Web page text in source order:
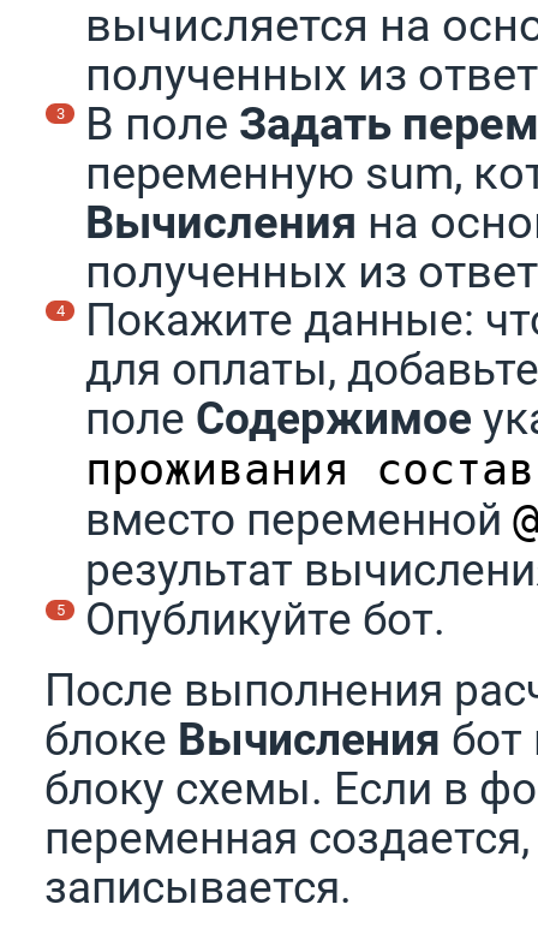
вычисляется на
полученных из
В поле Задать
переменную sum,
Вычисления на
полученных из
Покажите данные:
для оплаты,
поле Содержимое
проживания
вместо переменной
результат
Опубликуйте бот.
После выполнения
блоке Вычисления
блоку схемы. Если в
переменная
записывается.